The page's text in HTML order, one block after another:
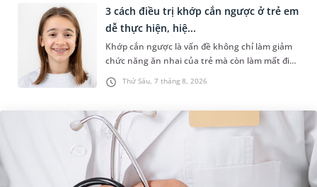
Thứ Sáu, 7 tháng 8, 2026
3 cách điều trị khớp cắn ngược ở trẻ em
dễ thực hiện, hiệ...
Khớp cắn ngược là vấn đề không chỉ làm giảm
chức năng ăn nhai của trẻ mà còn làm mất đi
sự cân đối của khuôn mặt. Do đó, cần khắc
phục sớm tình trạng này để...